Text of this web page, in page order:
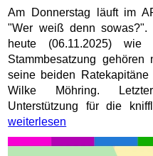
Am Donnerstag läuft im
"Wer weiß denn sowas?".
heute (06.11.2025)
Stammbesatzung
seine beiden
Wilke Möhring.
Unterstützung für die
weiterlesen